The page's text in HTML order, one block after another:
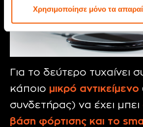
Χρησιμοποίησε μόνο τα
Για το δεύτερο τυχαίνει
κάποιο μικρό αντικείμενο
συνδετήρας) να έχει μπει
βάση φόρτισης και το